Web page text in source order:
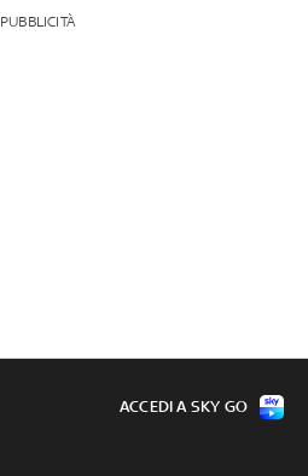
PUBBLICITÀ
ACCEDI A SKY GO